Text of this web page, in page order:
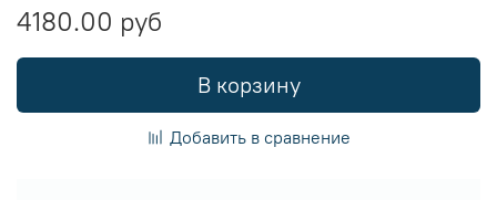
4180.00 руб
В корзину
Добавить в сравнение